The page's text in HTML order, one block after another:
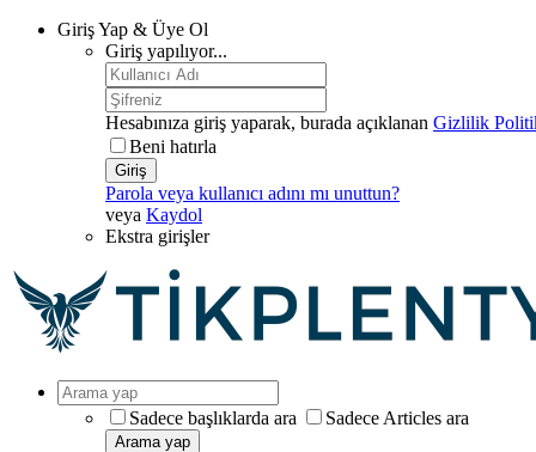
Giriş Yap & Üye Ol
Giriş yapılıyor...
Hesabınıza giriş yaparak, burada açıklanan Gizlilik
Beni hatırla
Giriş
Parola veya kullanıcı adını mı unuttun?
veya Kaydol
Ekstra girişler
Sadece başlıklarda ara Sadece Articles ara
Arama yap